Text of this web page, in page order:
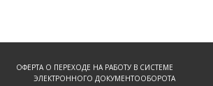
ОФЕРТА О ПЕРЕХОДЕ НА РАБОТУ В СИСТЕМЕ
ЭЛЕКТРОННОГО ДОКУМЕНТООБОРОТА